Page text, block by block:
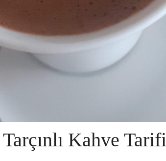
Kahve Tarifi